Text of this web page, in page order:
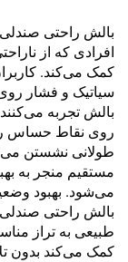
بالش راحتی صندلی
افرادی که از
کمک می‌کند.
سیاتیک و فشار
بالش تجربه
روی نقاط حساس
طولانی نشستن
مستقیم منجر به
می‌شود. بهبود
بالش راحتی
طبیعی به تراز
کمک می‌کند بدون